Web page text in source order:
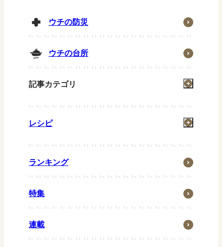
ウチの防災
ウチの台所
記事カテゴリ
掃除
お風呂
住まい
省エネ・節約
ウチの台所
レシピ
一汁一菜
グリル
ランキング
特集
連載